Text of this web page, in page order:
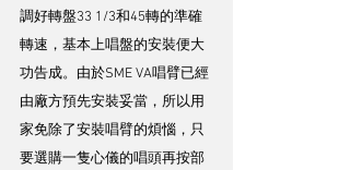
調好轉盤33 1/3和45轉的準確
轉速，基本上唱盤的安裝便大
功告成。由於SME VA唱臂已經
由廠方預先安裝妥當，所以用
家免除了安裝唱臂的煩惱，只
要選購一隻心儀的唱頭再按部